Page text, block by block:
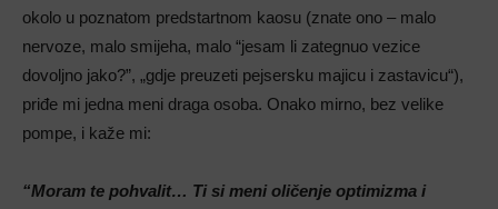
okolo u poznatom predstartnom kaosu (znate ono – malo
nervoze, malo smijeha, malo “jesam li zategnuo vezice
dovoljno jako?”, „gdje preuzeti pejsersku majicu i zastavicu“),
priđe mi jedna meni draga osoba. Onako mirno, bez velike
pompe, i kaže mi:
“Moram te pohvalit… Ti si meni oličenje optimizma i